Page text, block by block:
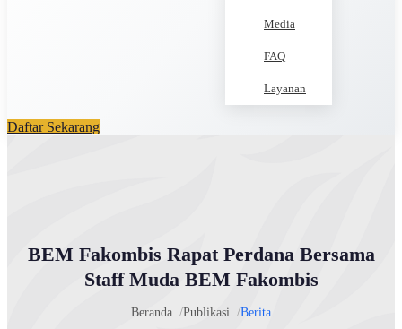
Media
FAQ
Layanan
Daftar Sekarang
BEM Fakombis Rapat Perdana Bersama
Staff Muda BEM Fakombis
Beranda Publikasi Berita